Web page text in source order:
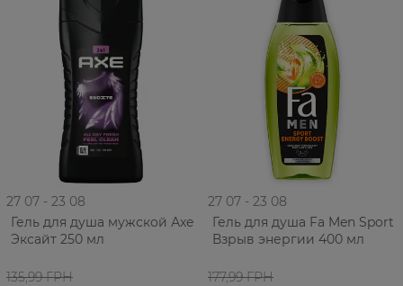
27 07 - 23 08
Гель для душа мужской Аxe
Эксайт 250 мл
135,99 ГРН
27 07 - 23 08
Гель для душа Fa Men Sport
Взрыв энергии 400 мл
177,99 ГРН